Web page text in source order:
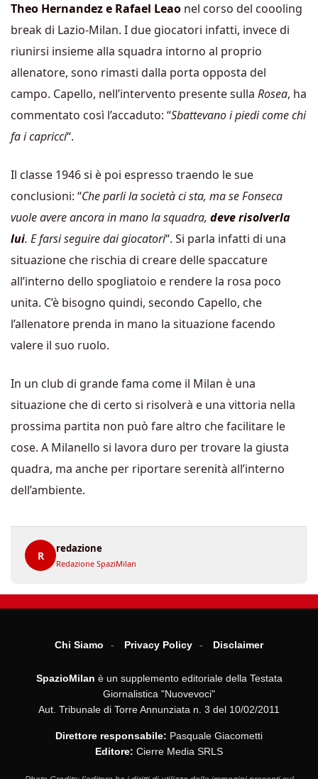
Theo Hernandez e Rafael Leao nel corso del coooling
break di Lazio-Milan. I due giocatori infatti, invece di
riunirsi insieme alla squadra intorno al proprio
allenatore, sono rimasti dalla porta opposta del
campo. Capello, nell’intervento presente sulla Rosea, ha
commentato così l’accaduto: “Sbattevano i piedi come chi
fa i capricci“.
Il classe 1946 si è poi espresso traendo le sue
conclusioni: “Che parli la società ci sta, ma se Fonseca
vuole avere ancora in mano la squadra, deve risolverla
lui. E farsi seguire dai giocatori“. Si parla infatti di una
situazione che rischia di creare delle spaccature
all’interno dello spogliatoio e rendere la rosa poco
unita. C’è bisogno quindi, secondo Capello, che
l’allenatore prenda in mano la situazione facendo
valere il suo ruolo.
In un club di grande fama come il Milan è una
situazione che di certo si risolverà e una vittoria nella
prossima partita non può fare altro che facilitare le
cose. A Milanello si lavora duro per trovare la giusta
quadra, ma anche per riportare serenità all’interno
dell’ambiente.
R
redazione
Redazione SpaziMilan
Chi Siamo Privacy Policy Disclaimer
SpazioMilan è un supplemento editoriale della Testata
Giornalistica "Nuovevoci"
Aut. Tribunale di Torre Annunziata n. 3 del 10/02/2011
Direttore responsabile: Pasquale Giacometti
Editore: Cierre Media SRLS